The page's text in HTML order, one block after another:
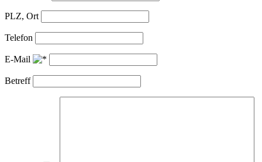
PLZ, Ort
Telefon
E-Mail
Betreff